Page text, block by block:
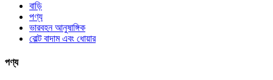
বাড়ি
পণ্য
ভারবহন আনুষাঙ্গিক
বোল্ট বাদাম এবং ধোয়ার
পণ্য